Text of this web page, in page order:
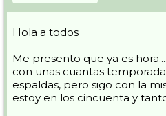
Hola a todos
Me presento que ya es
con unas cuantas
espaldas, pero sigo con la
estoy en los cincuenta y